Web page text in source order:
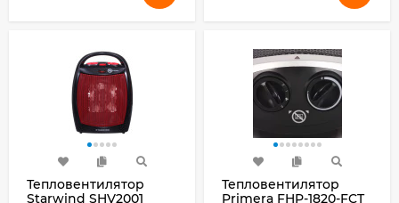
Тепловентилятор
Starwind SHV2001
Тепловентилятор
Primera FHP-1820-FCT